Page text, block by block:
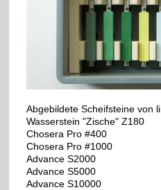
Abgebildete Scheifsteine von
Wasserstein "Zische" Z180
Chosera Pro #400
Chosera Pro #1000
Advance S2000
Advance S5000
Advance S10000